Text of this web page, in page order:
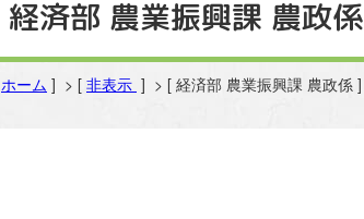
経済部 農業振興課 農政係
ホーム ] > [ 非表示 ] > [ 経済部 農業振興課 農政係 ]